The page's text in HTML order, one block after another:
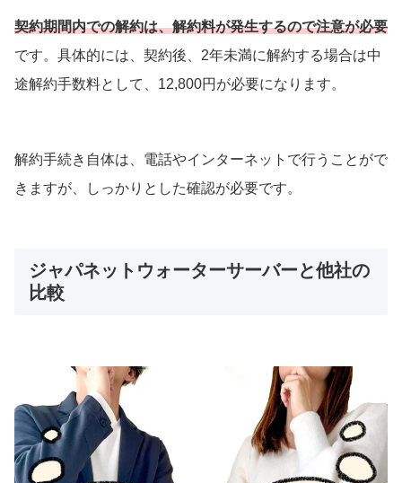
契約期間内での解約は、解約料が発生するので注意が必要
です。具体的には、契約後、2年未満に解約する場合は中
途解約手数料として、12,800円が必要になります。
解約手続き自体は、電話やインターネットで行うことがで
きますが、しっかりとした確認が必要です。
ジャパネットウォーターサーバーと他社の
比較